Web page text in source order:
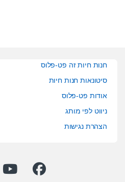
חנות חיות זה פט-פלוס
סיטונאות חנות חיות
אודות פט-פלוס
ניווט לפי מותג
הצהרת נגישות